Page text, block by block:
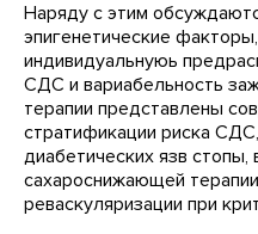
Наряду с этим
эпигенетические
индивидуальнуюь
СДС и вариабельность
терапии представлены
стратификации риска
диабетических язв
сахароснижающей
реваскуляризации при